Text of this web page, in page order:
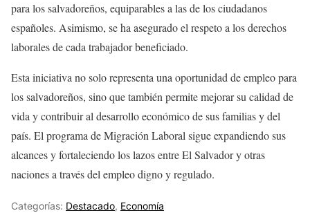
para los salvadoreños, equiparables a las de los ciudadanos
españoles. Asimismo, se ha asegurado el respeto a los derechos
laborales de cada trabajador beneficiado.
Esta iniciativa no solo representa una oportunidad de empleo para
los salvadoreños, sino que también permite mejorar su calidad de
vida y contribuir al desarrollo económico de sus familias y del
país. El programa de Migración Laboral sigue expandiendo sus
alcances y fortaleciendo los lazos entre El Salvador y otras
naciones a través del empleo digno y regulado.
Categorías: Destacado, Economía